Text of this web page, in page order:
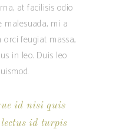
at facilisis odio
malesuada, mi a
orci feugiat massa,
in leo. Duis leo
id nisi quis
lectus id turpis